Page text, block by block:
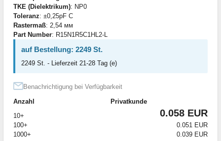
TKE (Dielektrikum): NP0
Toleranz: ±0,25pF C
Rastermaß: 2,54 мм
Part Number: R15N1R5C1HL2-L
auf Bestellung: 2249 St.
2249 St. - Lieferzeit 21-28 Tag (e)
Benachrichtigung bei Verfügbarkeit
Anzahl
Privatkunde
10+
0.058 EUR
100+
0.051 EUR
1000+
0.039 EUR